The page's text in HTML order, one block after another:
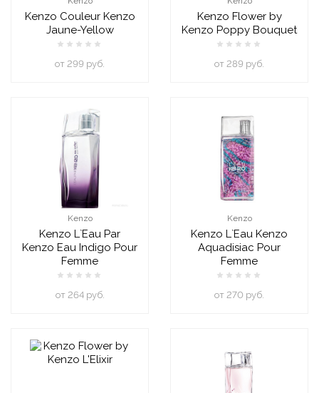
Kenzo Couleur Kenzo
Jaune-Yellow
oт 299 руб.
Kenzo Flower by
Kenzo Poppy Bouquet
oт 289 руб.
Kenzo
Kenzo L`Eau Par
Kenzo Eau Indigo Pour
Femme
oт 264 руб.
Kenzo
Kenzo L`Eau Kenzo
Aquadisiac Pour
Femme
oт 270 руб.